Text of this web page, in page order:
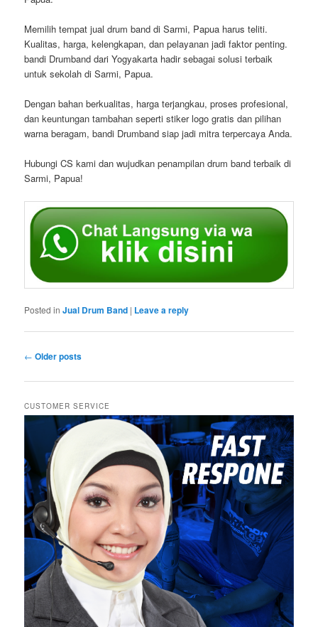
Memilih tempat jual drum band di Sarmi, Papua harus teliti.
Kualitas, harga, kelengkapan, dan pelayanan jadi faktor penting.
bandi Drumband dari Yogyakarta hadir sebagai solusi terbaik
untuk sekolah di Sarmi, Papua.
Dengan bahan berkualitas, harga terjangkau, proses profesional,
dan keuntungan tambahan seperti stiker logo gratis dan pilihan
warna beragam, bandi Drumband siap jadi mitra terpercaya Anda.
Hubungi CS kami dan wujudkan penampilan drum band terbaik di
Sarmi, Papua!
Posted in Jual Drum Band | Leave a reply
Post
← Older posts
CUSTOMER SERVICE